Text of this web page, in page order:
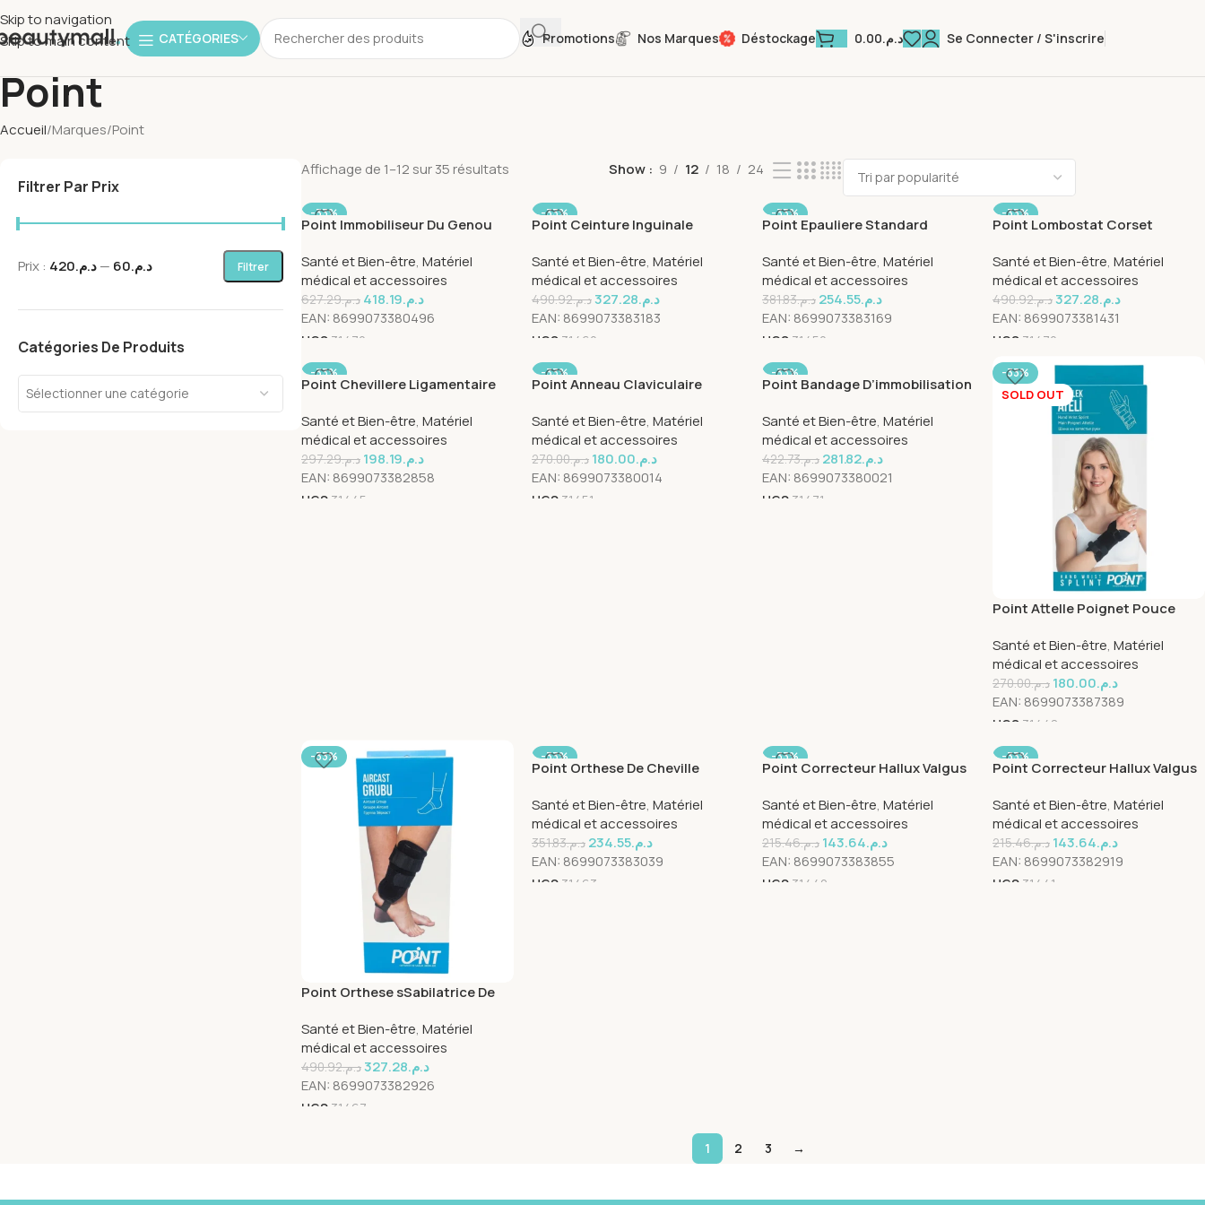
Skip to navigation
Skip to main content
CATÉGORIES Promotions Nos Marques Déstockage د.م.0.00 Se Connecter / S'inscrire
Point
Accueil Marques Point
Filtrer Par Prix
Filtrer
Prix : د.م.60 —د.م.420
Catégories De Produits
Sélectionner une catégorie
Affichage de 1–12 sur 35 résultats Show 9 12 18 24
-33%
Point Immobiliseur Du Genou
Santé et Bien-être, Matériel
médical et accessoires
د.م.627.29 د.م.418.19
EAN: 8699073380496
UGS 31472
-33%
Point Ceinture Inguinale
Gauche Reference 279
Santé et Bien-être, Matériel
médical et accessoires
د.م.490.92 د.م.327.28
EAN: 8699073383183
UGS 31460
-33%
SOLD OUT
Point Epauliere Standard
Santé et Bien-être, Matériel
médical et accessoires
د.م.381.83 د.م.254.55
EAN: 8699073383169
UGS 31450
-33%
Point Lombostat Corset
Reference 267
Santé et Bien-être, Matériel
médical et accessoires
د.م.490.92 د.م.327.28
EAN: 8699073381431
UGS 31470
-33%
Point Chevillere Ligamentaire
Santé et Bien-être, Matériel
médical et accessoires
د.م.297.29 د.م.198.19
EAN: 8699073382858
UGS 31445
-33%
Point Anneau Claviculaire
Santé et Bien-être, Matériel
médical et accessoires
د.م.270.00 د.م.180.00
EAN: 8699073380014
UGS 31451
-33%
Point Bandage D’immobilisation
Reference 162
Santé et Bien-être, Matériel
médical et accessoires
د.م.422.73 د.م.281.82
EAN: 8699073380021
UGS 31471
-33%
SOLD OUT
Point Attelle Poignet Pouce
205
Santé et Bien-être, Matériel
médical et accessoires
د.م.270.00 د.م.180.00
EAN: 8699073387389
UGS 31448
-33%
Point Orthese sSabilatrice De
364
Santé et Bien-être, Matériel
médical et accessoires
د.م.490.92 د.م.327.28
EAN: 8699073382926
UGS 31467
-33%
Point Orthese De Cheville
Santé et Bien-être, Matériel
médical et accessoires
د.م.351.83 د.م.234.55
EAN: 8699073383039
UGS 31463
-33%
Point Correcteur Hallux Valgus
Santé et Bien-être, Matériel
médical et accessoires
د.م.215.46 د.م.143.64
EAN: 8699073383855
UGS 31440
-33%
Point Correcteur Hallux Valgus
Santé et Bien-être, Matériel
médical et accessoires
د.م.215.46 د.م.143.64
EAN: 8699073382919
UGS 31441
1 2 3 →